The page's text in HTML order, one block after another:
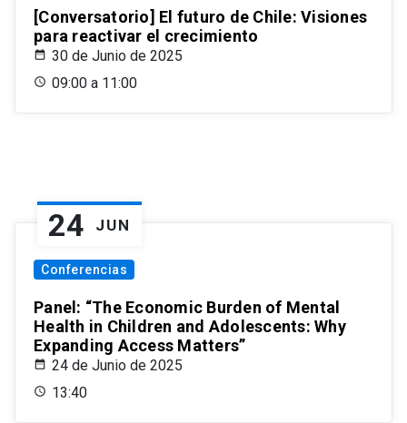
[Conversatorio] El futuro de Chile: Visiones
para reactivar el crecimiento
30 de Junio de 2025
09:00 a 11:00
24 JUN
Conferencias
Panel: “The Economic Burden of Mental
Health in Children and Adolescents: Why
Expanding Access Matters”
24 de Junio de 2025
13:40